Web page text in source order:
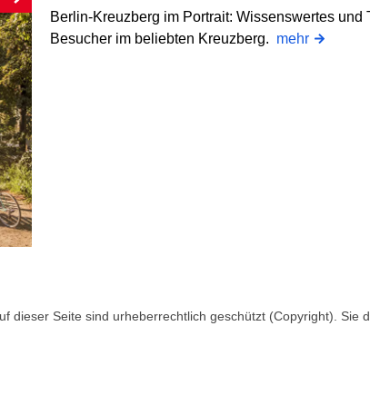
Berlin-Kreuzberg im Portrait: Wissenswertes und
Besucher im beliebten Kreuzberg. mehr
dieser Seite sind urheberrechtlich geschützt (Copyright). Sie